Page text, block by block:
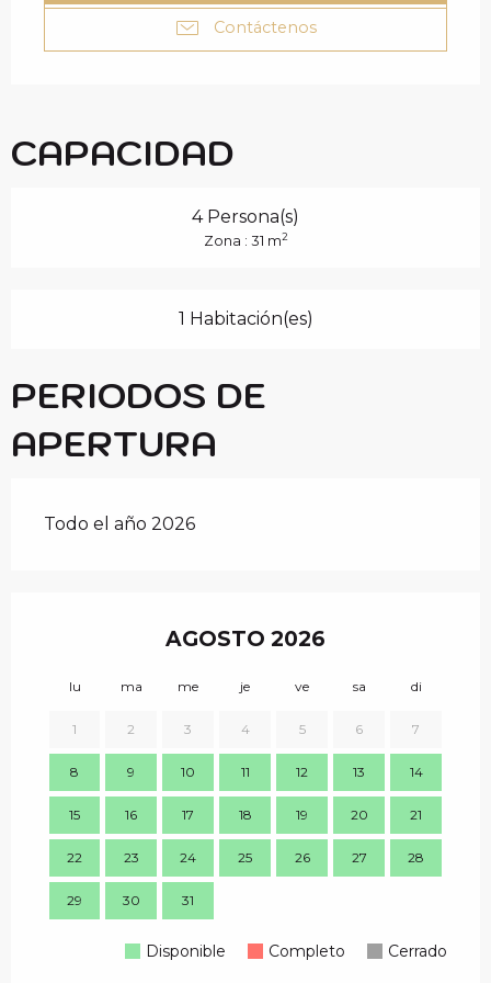
Contáctenos
CAPACIDAD
4 Persona(s)
Zona : 31 m2
1 Habitación(es)
PERIODOS DE
APERTURA
Todo el año 2026
AGOSTO 2026
lu ma me je ve sa di
1 2 3 4 5 6 7
8 9 10 11 12 13 14
15 16 17 18 19 20 21
22 23 24 25 26 27 28
29 30 31
Disponible Completo Cerrado